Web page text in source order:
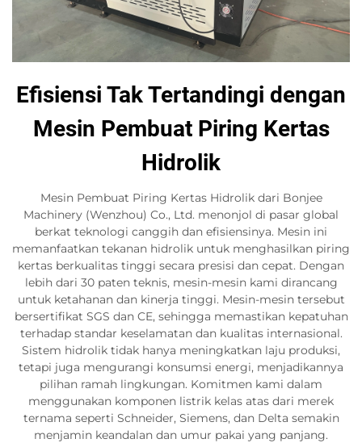
Efisiensi Tak Tertandingi dengan
Mesin Pembuat Piring Kertas
Hidrolik
Mesin Pembuat Piring Kertas Hidrolik dari Bonjee
Machinery (Wenzhou) Co., Ltd. menonjol di pasar global
berkat teknologi canggih dan efisiensinya. Mesin ini
memanfaatkan tekanan hidrolik untuk menghasilkan piring
kertas berkualitas tinggi secara presisi dan cepat. Dengan
lebih dari 30 paten teknis, mesin-mesin kami dirancang
untuk ketahanan dan kinerja tinggi. Mesin-mesin tersebut
bersertifikat SGS dan CE, sehingga memastikan kepatuhan
terhadap standar keselamatan dan kualitas internasional.
Sistem hidrolik tidak hanya meningkatkan laju produksi,
tetapi juga mengurangi konsumsi energi, menjadikannya
pilihan ramah lingkungan. Komitmen kami dalam
menggunakan komponen listrik kelas atas dari merek
ternama seperti Schneider, Siemens, dan Delta semakin
menjamin keandalan dan umur pakai yang panjang.